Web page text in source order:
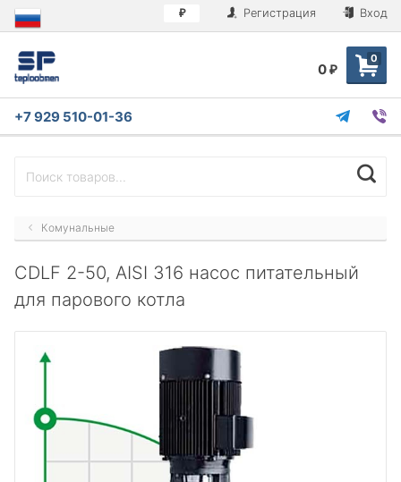
₽ Регистрация Вход
0
0 ₽
+7 929 510-01-36
Комунальные
CDLF 2-50, AISI 316 насос питательный
для парового котла